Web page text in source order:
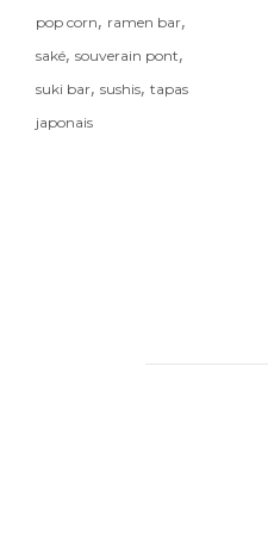
pop corn, ramen bar,
saké, souverain pont,
suki bar, sushis, tapas
japonais